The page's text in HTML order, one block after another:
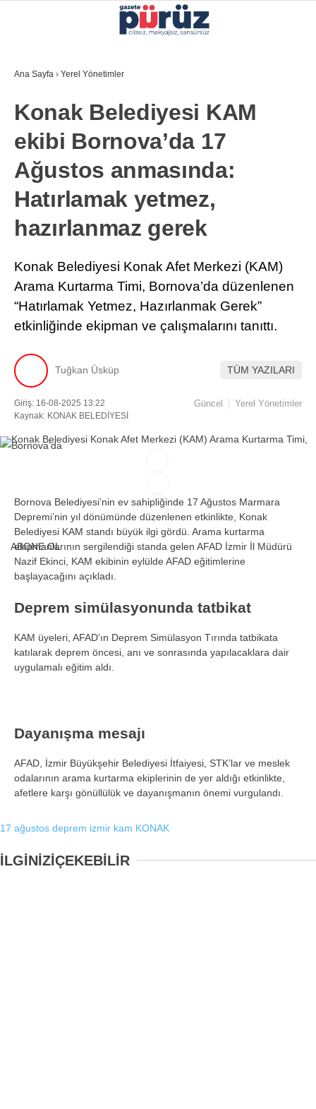
WhatsApp İhbar Hattı
28.5
YEREL YÖNETIMLER
GÜNCEL
EKONOMI
POLITIKA
SAĞLIK
SPOR
DIĞER
Ana Sayfa › Yerel Yönetimler
Konak Belediyesi KAM
ekibi Bornova’da 17
Ağustos anmasında:
Hatırlamak yetmez,
hazırlanmaz gerek
Konak Belediyesi Konak Afet Merkezi (KAM)
Arama Kurtarma Timi, Bornova’da düzenlenen
“Hatırlamak Yetmez, Hazırlanmak Gerek”
etkinliğinde ekipman ve çalışmalarını tanıttı.
Tuğkan Üsküp TÜM YAZILARI
Giriş: 16-08-2025 13:22
Kaynak: KONAK BELEDİYESİ
Güncel Yerel Yönetimler
ABONE OL
Bornova Belediyesi’nin ev sahipliğinde 17 Ağustos Marmara
Depremi’nin yıl dönümünde düzenlenen etkinlikte, Konak
Belediyesi KAM standı büyük ilgi gördü. Arama kurtarma
ekipmanlarının sergilendiği standa gelen AFAD İzmir İl Müdürü
Nazif Ekinci, KAM ekibinin eylülde AFAD eğitimlerine
başlayacağını açıkladı.
Deprem simülasyonunda tatbikat
KAM üyeleri, AFAD’ın Deprem Simülasyon Tırında tatbikata
katılarak deprem öncesi, anı ve sonrasında yapılacaklara dair
uygulamalı eğitim aldı.
Dayanışma mesajı
AFAD, İzmir Büyükşehir Belediyesi İtfaiyesi, STK’lar ve meslek
odalarının arama kurtarma ekiplerinin de yer aldığı etkinlikte,
afetlere karşı gönüllülük ve dayanışmanın önemi vurgulandı.
17 ağustos deprem izmir kam KONAK
İLGİNİZİÇEKEBİLİR